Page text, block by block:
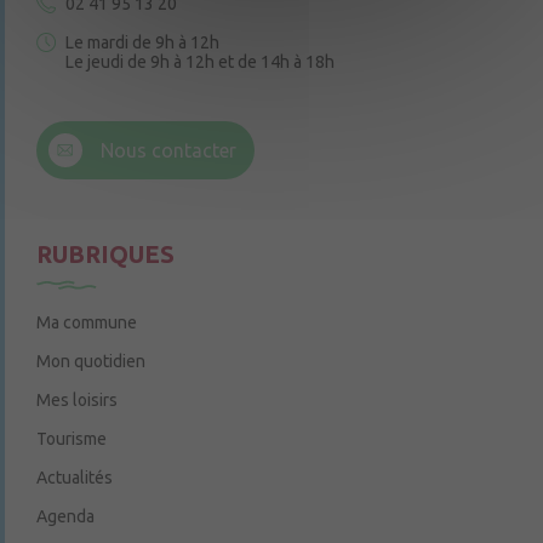
Le mardi de 9h à 12h
Le jeudi de 9h à 12h et de 14h à 18h
Nous contacter
RUBRIQUES
Ma commune
Mon quotidien
Mes loisirs
Tourisme
Actualités
Agenda